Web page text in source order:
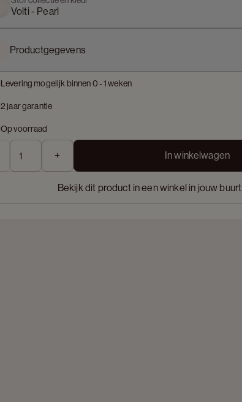
Volti - Pearl
Productgegevens
Levering mogelijk binnen 0 - 1 weken
2 jaar garantie
Op voorraad
+ In winkelwagen
Bekijk dit product in een winkel in jouw buurt